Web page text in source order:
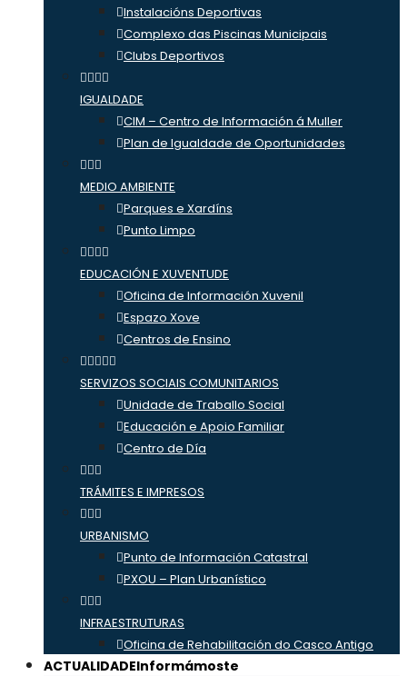
Instalacións Deportivas
Complexo das Piscinas Municipais
Clubs Deportivos
IGUALDADE
CIM – Centro de Información á Muller
Plan de Igualdade de Oportunidades
MEDIO AMBIENTE
Parques e Xardíns
Punto Limpo
EDUCACIÓN E XUVENTUDE
Oficina de Información Xuvenil
Espazo Xove
Centros de Ensino
SERVIZOS SOCIAIS COMUNITARIOS
Unidade de Traballo Social
Educación e Apoio Familiar
Centro de Día
TRÁMITES E IMPRESOS
URBANISMO
Punto de Información Catastral
PXOU – Plan Urbanístico
INFRAESTRUTURAS
Oficina de Rehabilitación do Casco Antigo
ACTUALIDADEInformámoste